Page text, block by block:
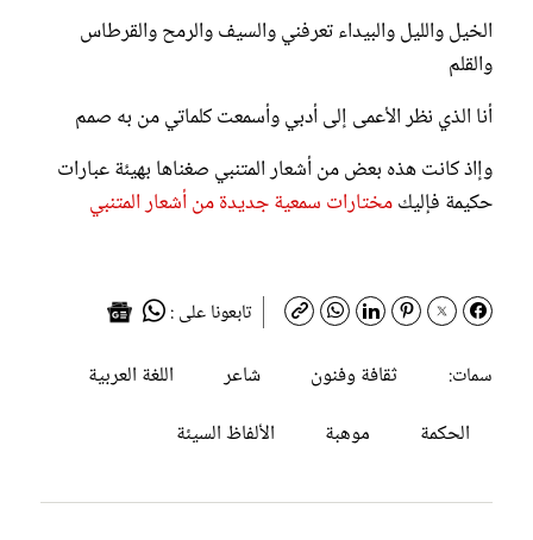
الخيل والليل والبيداء تعرفني والسيف والرمح والقرطاس
والقلم
أنا الذي نظر الأعمى إلى أدبي وأسمعت كلماتي من به صمم
وإاذ كانت هذه بعض من أشعار المتنبي صغناها بهيئة عبارات
حكيمة فإليكمختارات سمعية جديدة من أشعار المتنبي
تابعونا على :
سمات:
ثقافة وفنون شاعر
اللغة العربية
الحكمة
موهبة الألفاظ السيئة